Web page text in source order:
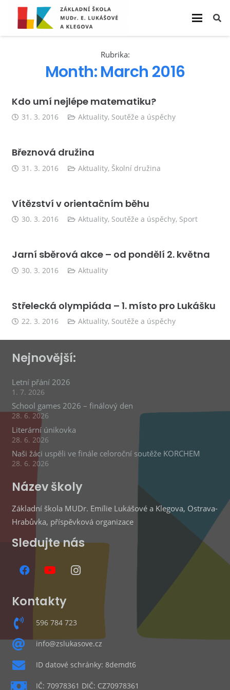
Rubrika:
Month:March 2016
Kdo umí nejlépe matematiku?
31. 3. 2016 Aktuality, Soutěže a úspěchy
Březnová družina
31. 3. 2016 Aktuality, Školní družina
Vítězství v orientačním běhu
30. 3. 2016 Aktuality, Soutěže a úspěchy, Sport
Jarní sběrová akce – od pondělí 2. května
30. 3. 2016 Aktuality
Střelecká olympiáda – 1. místo pro Lukášku
22. 3. 2016 Aktuality, Soutěže a úspěchy
Nejnovější:
Letní přání 2026
1. 7. 2026
School games 2026 – finálový den
28. 6. 2026
Literární únikovka
28. 6. 2026
Naši žáci uspěli ve finále celoroční soutěže KORCHEM
28. 6. 2026
Název školy
Základní škola MUDr. Emílie Lukášové a Klegova, Ostrava-
Hrabůvka, příspěvková organizace
Sledujte nás
Kontakty
596 784 723
info@zslukasove.cz
ID datové schránky: 8demdt6
IČ: 70978361 DIČ: CZ70978361